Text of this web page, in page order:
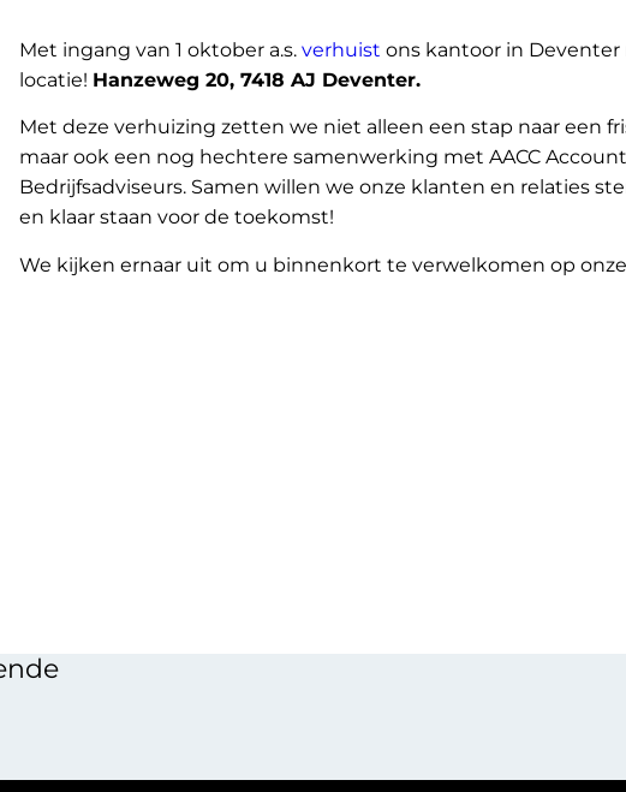
Met ingang van 1 oktober a.s. verhuist ons kantoor in Deventer
locatie! Hanzeweg 20, 7418 AJ Deventer.
Met deze verhuizing zetten we niet alleen een stap naar een
maar ook een nog hechtere samenwerking met AACC
Bedrijfsadviseurs. Samen willen we onze klanten en relaties
en klaar staan voor de toekomst!
We kijken ernaar uit om u binnenkort te verwelkomen op